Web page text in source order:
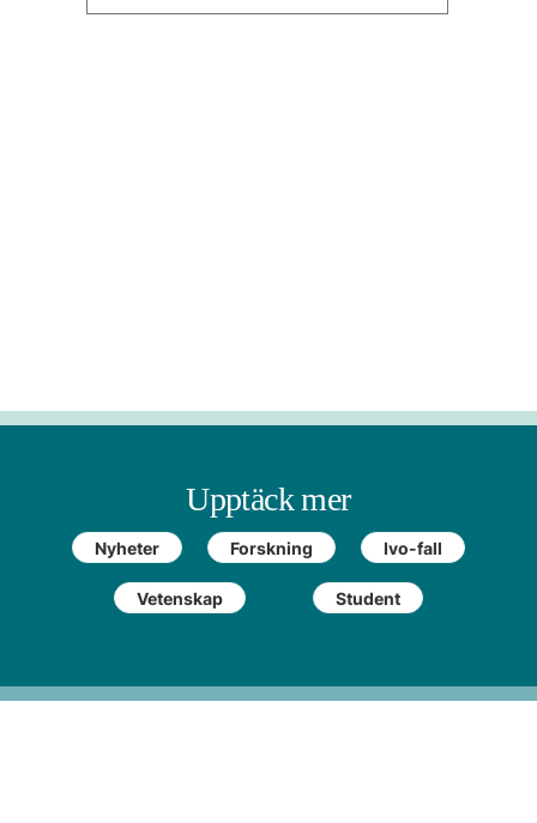
Upptäck mer
Nyheter Forskning Ivo-fall
Vetenskap Student